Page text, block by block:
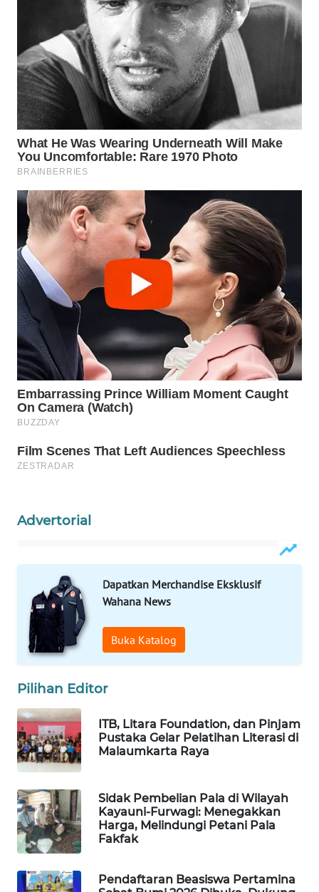
Advertorial
Dapatkan Merchandise Eksklusif
Wahana News
Buka Katalog
Pilihan Editor
ITB, Litara Foundation, dan Pinjam
Pustaka Gelar Pelatihan Literasi di
Malaumkarta Raya
Sidak Pembelian Pala di Wilayah
Kayauni-Furwagi: Menegakkan
Harga, Melindungi Petani Pala
Fakfak
Pendaftaran Beasiswa Pertamina
NEWS
WAHANA
TANI
WAHANA
ADVOKAT
INFRASTRUKTUR
WAHANA
KONSUMEN
WAHANA
LISTRIK
WAHANA
TRAVEL
WAHANA
TV
WAHANANEWS
ID
NET
WAHANA
SPORT
WAHANA
WAHANA
SELEB
WAHANA
PERSONA
WAHANA
OTOMOTIF
HEALTH